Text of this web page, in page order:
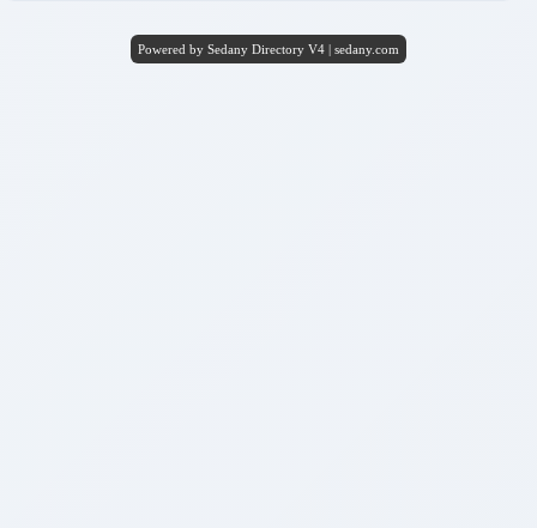
Powered by Sedany Directory V4 | sedany.com